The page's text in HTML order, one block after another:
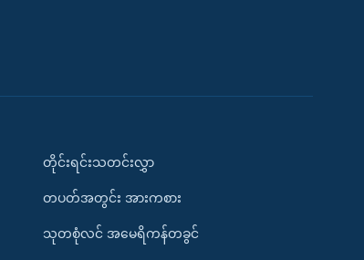
တိုင်းရင်းသတင်းလွှာ
တပတ်အတွင်း အားကစား
သုတစုံလင် အမေရိကန်တခွင်